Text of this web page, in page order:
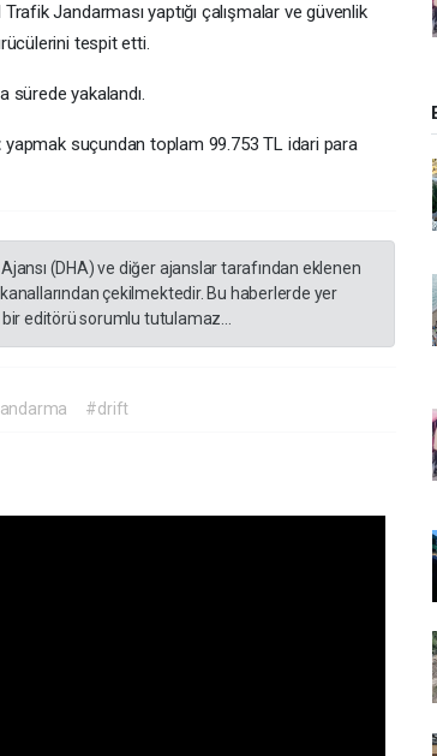
Jandarması yaptığı çalışmalar ve güvenlik
tespit etti.
sürede yakalandı.
yapmak suçundan toplam 99.753 TL idari para
(DHA) ve diğer ajanslar tarafından eklenen
çekilmektedir. Bu haberlerde yer
editörü sorumlu tutulamaz...
#drift